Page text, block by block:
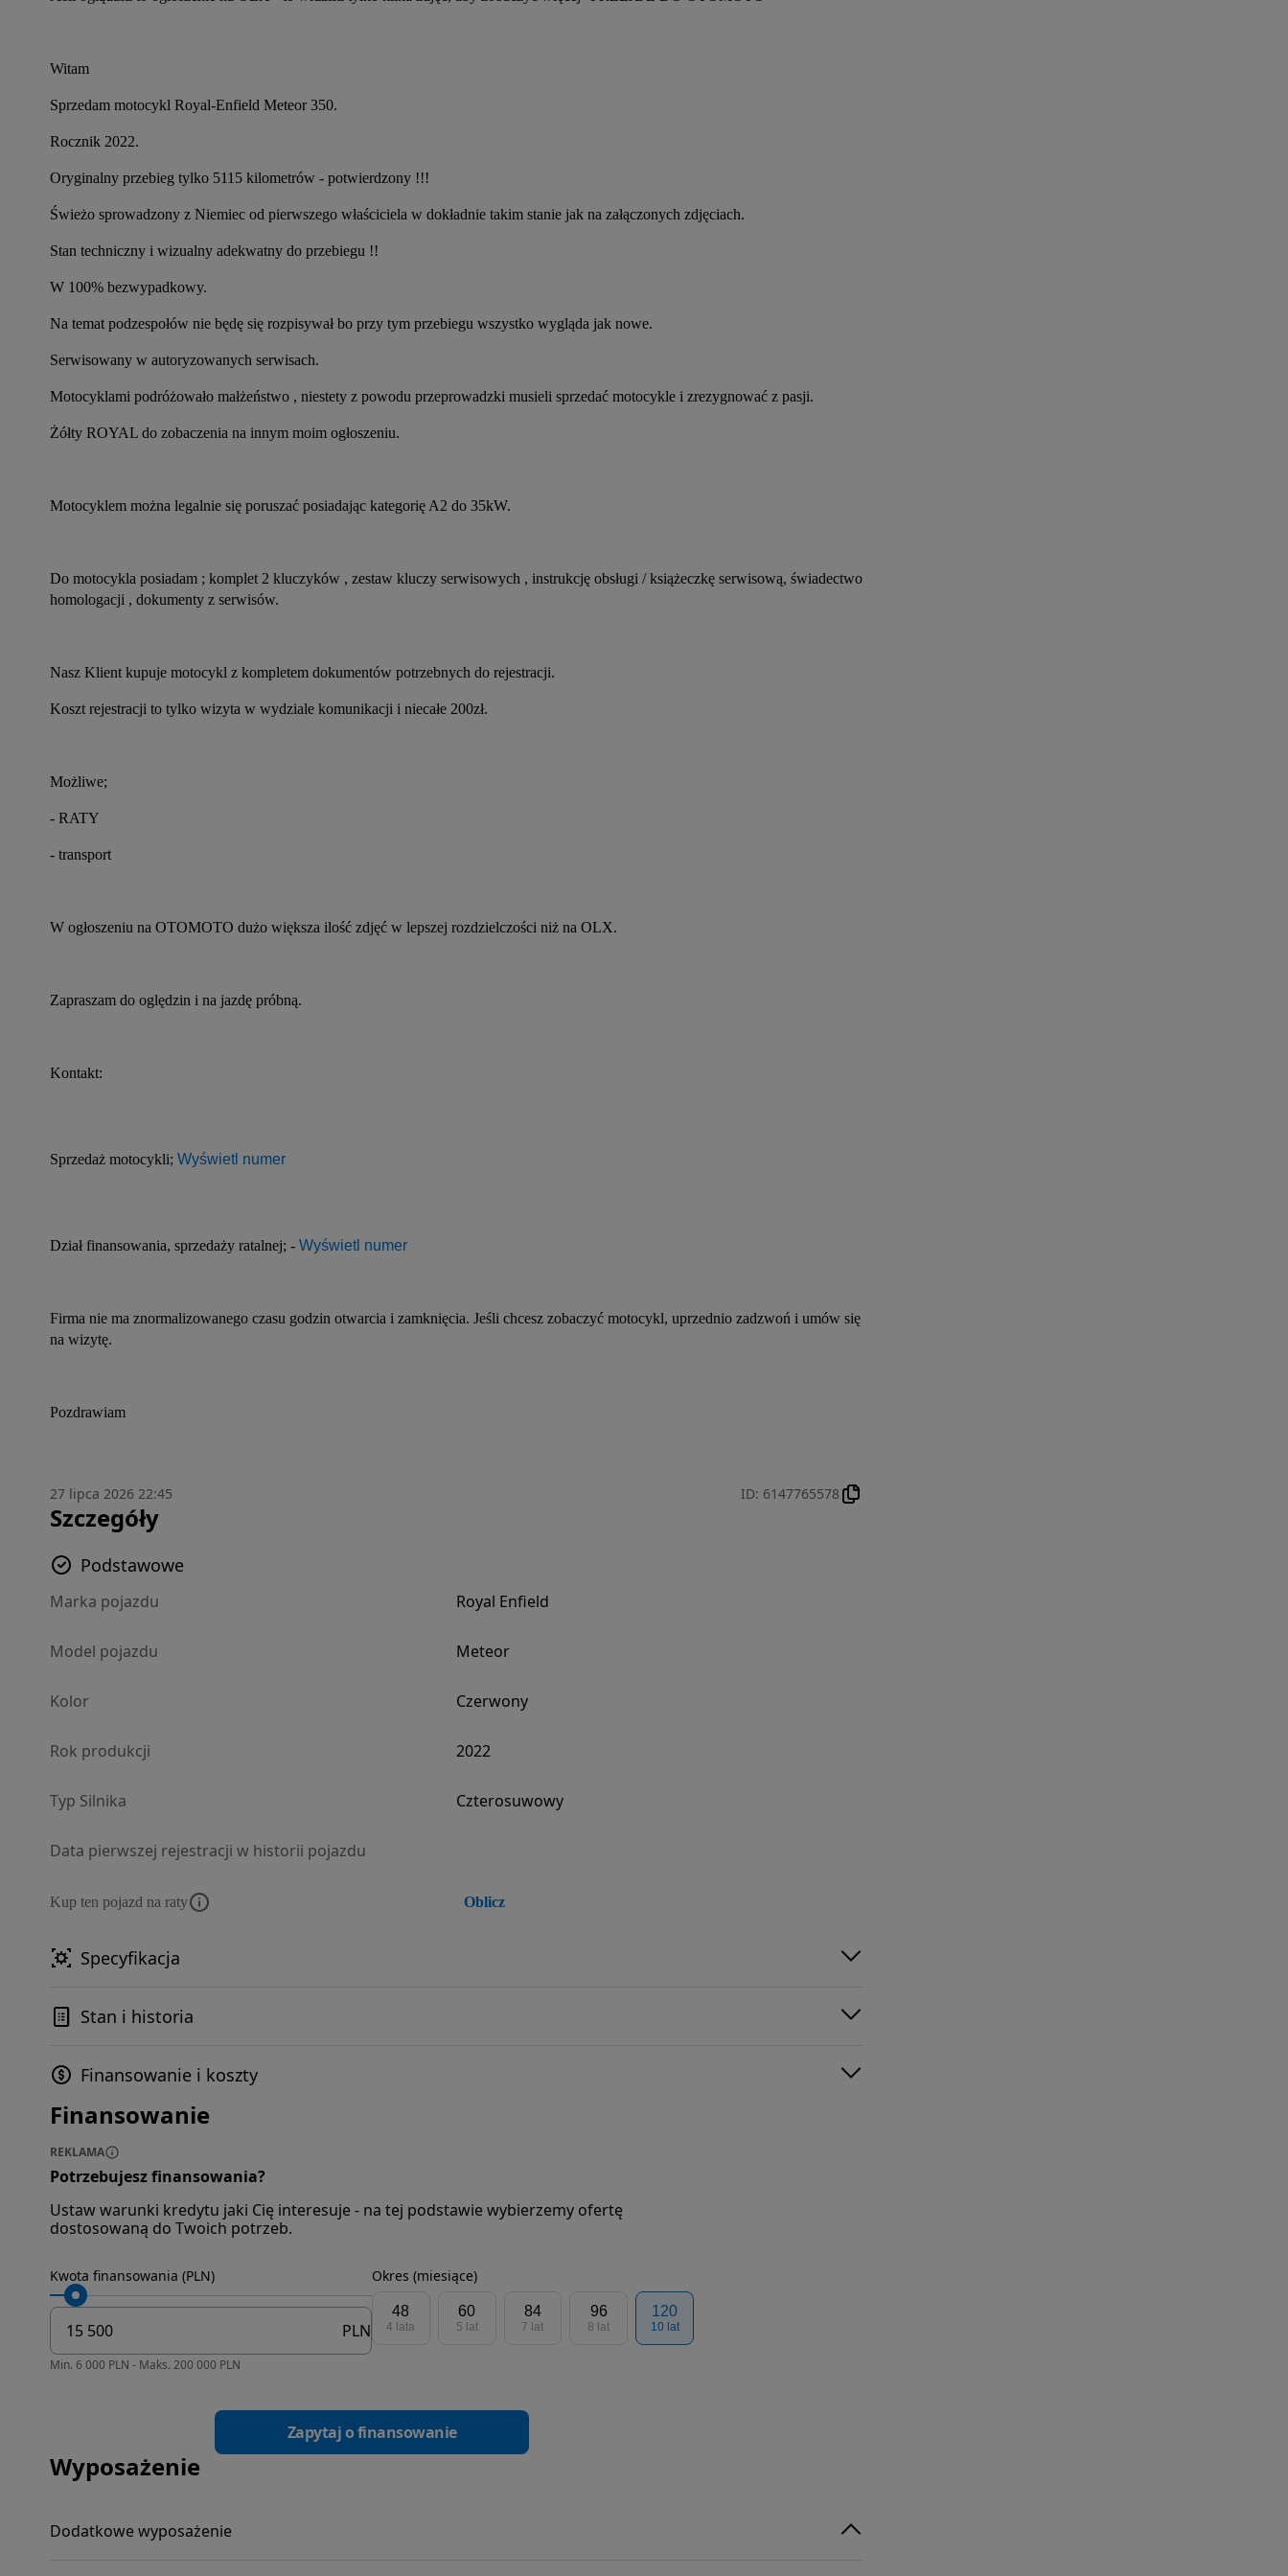
Witam
Sprzedam motocykl Royal-Enfield Meteor 350.
Rocznik 2022.
Oryginalny przebieg tylko 5115 kilometrów - potwierdzony !!!
Świeżo sprowadzony z Niemiec od pierwszego właściciela w dokładnie takim stanie jak na załączonych zdjęciach.
Stan techniczny i wizualny adekwatny do przebiegu !!
W 100% bezwypadkowy.
Na temat podzespołów nie będę się rozpisywał bo przy tym przebiegu wszystko wygląda jak nowe.
Serwisowany w autoryzowanych serwisach.
Motocyklami podróżowało małżeństwo , niestety z powodu przeprowadzki musieli sprzedać motocykle i zrezygnować z pasji.
Żółty ROYAL do zobaczenia na innym moim ogłoszeniu.
Motocyklem można legalnie się poruszać posiadając kategorię A2 do 35kW.
Do motocykla posiadam ; komplet 2 kluczyków , zestaw kluczy serwisowych , instrukcję obsługi / książeczkę serwisową, świadectwo
homologacji , dokumenty z serwisów.
Nasz Klient kupuje motocykl z kompletem dokumentów potrzebnych do rejestracji.
Koszt rejestracji to tylko wizyta w wydziale komunikacji i niecałe 200zł.
Możliwe;
- RATY
- transport
W ogłoszeniu na OTOMOTO dużo większa ilość zdjęć w lepszej rozdzielczości niż na OLX.
Zapraszam do oględzin i na jazdę próbną.
Kontakt:
Sprzedaż motocykli; Wyświetl numer
Dział finansowania, sprzedaży ratalnej; - Wyświetl numer
Firma nie ma znormalizowanego czasu godzin otwarcia i zamknięcia. Jeśli chcesz zobaczyć motocykl, uprzednio zadzwoń i umów się
na wizytę.
Pozdrawiam
27 lipca 2026 22:45 ID: 6147765578
Szczegóły
Podstawowe
Marka pojazdu Royal Enfield
Model pojazdu Meteor
Kolor Czerwony
Rok produkcji 2022
Typ Silnika Czterosuwowy
Data pierwszej rejestracji w historii pojazdu
Kup ten pojazd na raty Oblicz
Specyfikacja
Stan i historia
Finansowanie i koszty
Finansowanie
REKLAMA
Potrzebujesz finansowania?
Ustaw warunki kredytu jaki Cię interesuje - na tej podstawie wybierzemy ofertę
dostosowaną do Twoich potrzeb.
Kwota finansowania (PLN)
PLN
Min. 6 000 PLN - Maks. 200 000 PLN
Okres (miesiące)
48
4 lata
60
5 lat
84
7 lat
96
8 lat
120
10 lat
Zapytaj o finansowanie
Wyposażenie
Dodatkowe wyposażenie